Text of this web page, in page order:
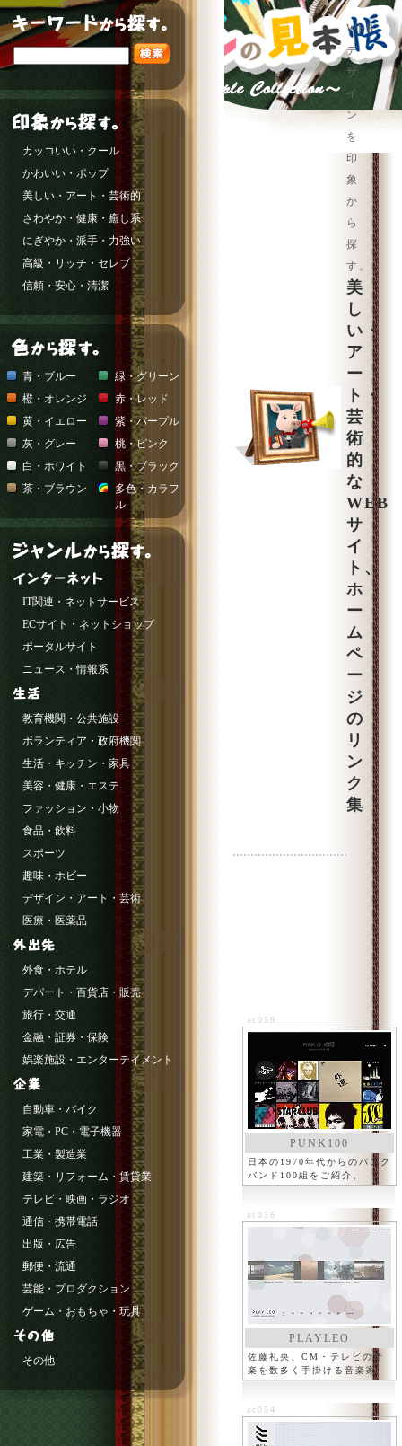
WEB
デ
ザ
イ
ン
を
印
象
か
ら
探
す。
美
し
い・
ア
ー
ト・
芸
術
的
な
WEB
サ
イ
ト、
ホ
ー
ム
ペ
ー
ジ
の
リ
ン
ク
集
ac059
PUNK100
日本の1970年代からのパンク
バンド100組をご紹介、
ac056
PLAYLEO
佐藤礼央、CM・テレビの音
楽を数多く手掛ける音楽家
ac054
カッコいい・クール
かわいい・ポップ
美しい・アート・芸術的
さわやか・健康・癒し系
にぎやか・派手・力強い
高級・リッチ・セレブ
信頼・安心・清潔
青・ブルー
緑・グリーン
橙・オレンジ
赤・レッド
黄・イエロー
紫・パープル
灰・グレー
桃・ピンク
白・ホワイト
黒・ブラック
茶・ブラウン
多色・カラフ
ル
IT関連・ネットサービス
ECサイト・ネットショップ
ポータルサイト
ニュース・情報系
教育機関・公共施設
ボランティア・政府機関
生活・キッチン・家具
美容・健康・エステ
ファッション・小物
食品・飲料
スポーツ
趣味・ホビー
デザイン・アート・芸術
医療・医薬品
外食・ホテル
デパート・百貨店・販売
旅行・交通
金融・証券・保険
娯楽施設・エンターテイメント
自動車・バイク
家電・PC・電子機器
工業・製造業
建築・リフォーム・賃貸業
テレビ・映画・ラジオ
通信・携帯電話
出版・広告
郵便・流通
芸能・プロダクション
ゲーム・おもちゃ・玩具
その他